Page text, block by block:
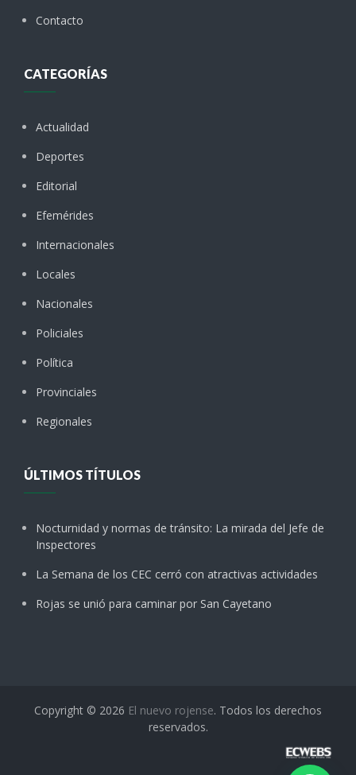
Contacto
CATEGORÍAS
Actualidad
Deportes
Editorial
Efemérides
Internacionales
Locales
Nacionales
Policiales
Política
Provinciales
Regionales
ÚLTIMOS TÍTULOS
Nocturnidad y normas de tránsito: La mirada del Jefe de
Inspectores
La Semana de los CEC cerró con atractivas actividades
Rojas se unió para caminar por San Cayetano
Copyright © 2026 El nuevo rojense. Todos los derechos
reservados.